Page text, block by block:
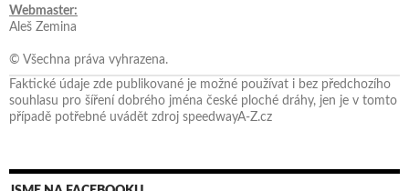
Webmaster:
Aleš Zemina
© Všechna práva vyhrazena.
Faktické údaje zde publikované je možné používat i bez předchozího
souhlasu pro šíření dobrého jména české ploché dráhy, jen je v tomto
případě potřebné uvádět zdroj speedwayA-Z.cz